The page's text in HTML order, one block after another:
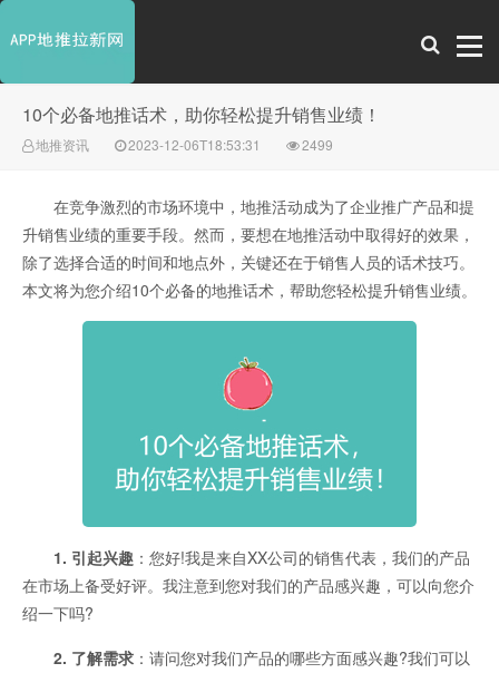
10个必备地推话术，助你轻松提升销售业绩！
地推资讯 2023-12-06T18:53:31 2499
在竞争激烈的市场环境中，地推活动成为了企业推广产品和提
升销售业绩的重要手段。然而，要想在地推活动中取得好的效果，
除了选择合适的时间和地点外，关键还在于销售人员的话术技巧。
本文将为您介绍10个必备的地推话术，帮助您轻松提升销售业绩。
1. 引起兴趣 ：您好!我是来自XX公司的销售代表，我们的产品
在市场上备受好评。我注意到您对我们的产品感兴趣，可以向您介
绍一下吗?
2. 了解需求 ：请问您对我们产品的哪些方面感兴趣?我们可以